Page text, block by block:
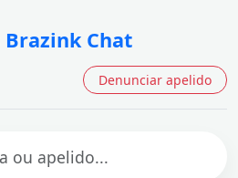
Brazink Chat
Denunciar apelido